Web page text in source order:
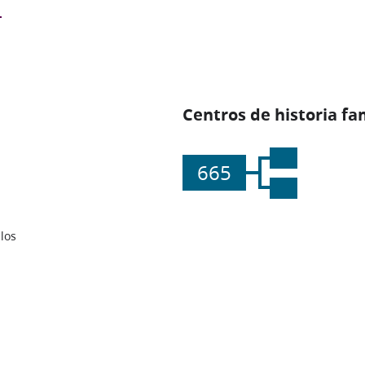
Centros de historia
665